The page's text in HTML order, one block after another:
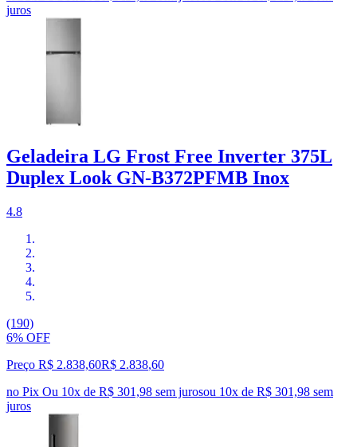
juros
Geladeira LG Frost Free Inverter 375L
Duplex Look GN-B372PFMB Inox
4.8
(190)
6% OFF
Preço R$ 2.838,60R$ 2.838,60
no Pix Ou 10x de R$ 301,98 sem jurosou 10x de R$ 301,98 sem
juros